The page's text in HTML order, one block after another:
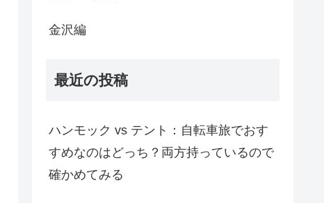
金沢編
最近の投稿
ハンモック vs テント：自転車旅でおす
すめなのはどっち？両方持っているので
確かめてみる